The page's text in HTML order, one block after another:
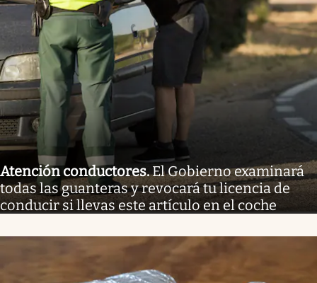
Atención conductores.El Gobierno examinará
todas las guanteras y revocará tu licencia de
conducir si llevas este artículo en el coche